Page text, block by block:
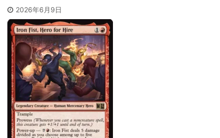
2026年6月9日